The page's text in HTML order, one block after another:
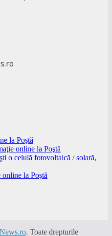
la Poştă
online la Poştă
o celulă fotovoltaică / solară,
online la Poştă
. Toate drepturile